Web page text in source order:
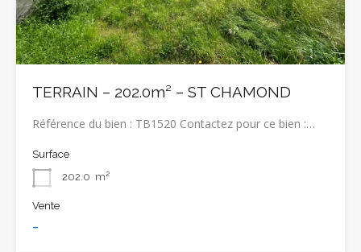
TERRAIN – 202.0m² – ST CHAMOND
Référence du bien : TB1520 Contactez pour ce bien :…
Surface
202.0 m²
Vente
-